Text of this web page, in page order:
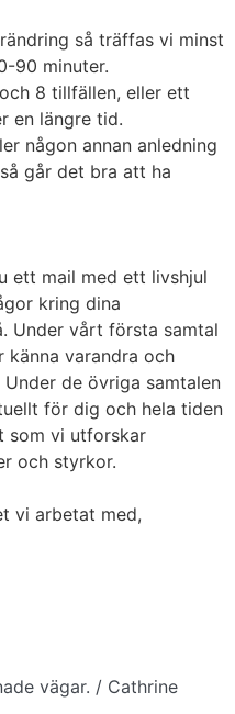
så träffas vi minst
90 minuter.
8 tillfällen, eller ett
en längre tid.
någon annan anledning
går det bra att ha
ett mail med ett livshjul
kring dina
Under vårt första samtal
känna varandra och
de övriga samtalen
för dig och hela tiden
som vi utforskar
och styrkor.
vi arbetat med,
vägar. / Cathrine